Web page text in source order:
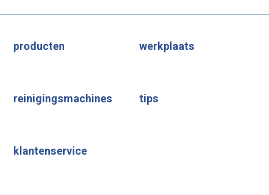
producten werkplaats
reinigingsmachines tips
klantenservice